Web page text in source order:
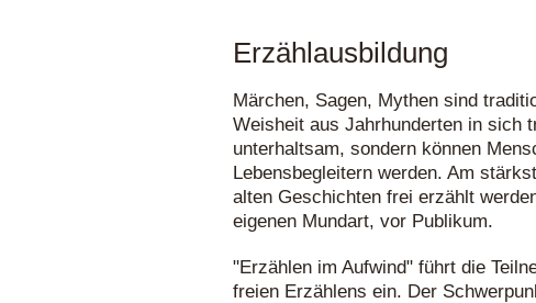
Erzählausbildung
Märchen, Sagen, Mythen sind
Weisheit aus Jahrhunderten in sich
unterhaltsam, sondern können
Lebensbegleitern werden. Am
alten Geschichten frei erzählt
eigenen Mundart, vor Publikum.
"Erzählen im Aufwind" führt die
freien Erzählens ein. Der